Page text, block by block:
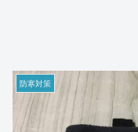
防寒対策